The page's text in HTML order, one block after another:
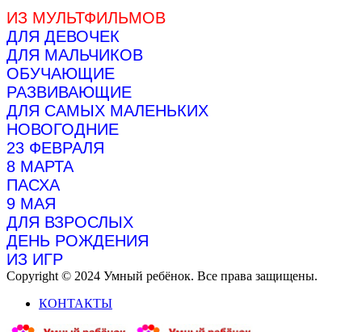
ИЗ МУЛЬТФИЛЬМОВ
ДЛЯ ДЕВОЧЕК
ДЛЯ МАЛЬЧИКОВ
ОБУЧАЮЩИЕ
РАЗВИВАЮЩИЕ
ДЛЯ САМЫХ МАЛЕНЬКИХ
НОВОГОДНИЕ
23 ФЕВРАЛЯ
8 МАРТА
ПАСХА
9 МАЯ
ДЛЯ ВЗРОСЛЫХ
ДЕНЬ РОЖДЕНИЯ
ИЗ ИГР
Copyright © 2024 Умный ребёнок. Все права защищены.
КОНТАКТЫ